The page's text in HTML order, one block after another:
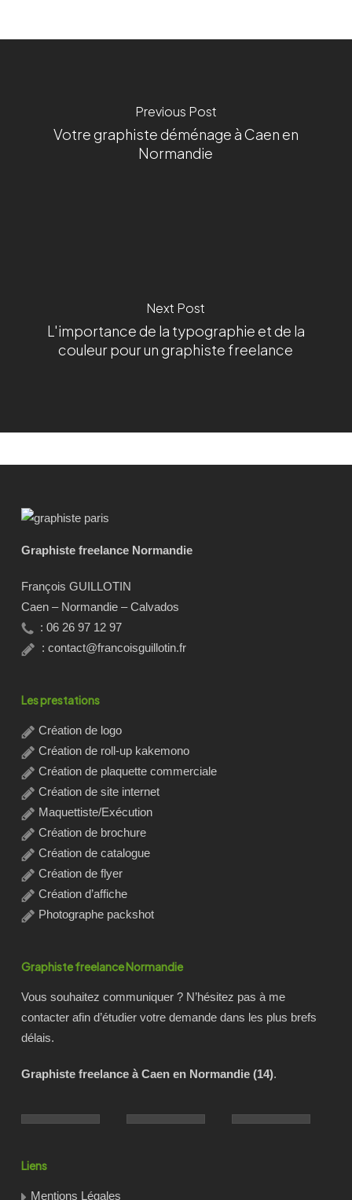
Previous Post
Votre graphiste déménage à Caen en
Normandie
Next Post
L'importance de la typographie et de la
couleur pour un graphiste freelance
Graphiste freelance Normandie
François GUILLOTIN
Caen – Normandie – Calvados
: 06 26 97 12 97
:contact@francoisguillotin.fr
Les prestations
Création de logo
Création de roll-up kakemono
Création de plaquette commerciale
Création de site internet
Maquettiste/Exécution
Création de brochure
Création de catalogue
Création de flyer
Création d’affiche
Photographe packshot
Graphiste freelance Normandie
Vous souhaitez communiquer ? N’hésitez pas à me
contacter afin d’étudier votre demande dans les plus brefs
délais.
Graphiste freelance à Caen en Normandie (14).
Liens
Mentions Légales